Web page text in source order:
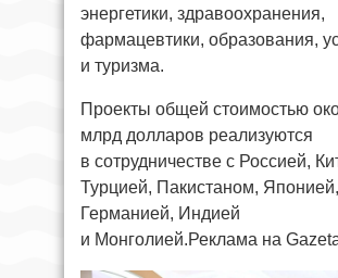
энергетики, здравоохранения,
фармацевтики, образования,
и туризма.
Проекты общей стоимостью
млрд долларов реализуются
в сотрудничестве с Россией,
Турцией, Пакистаном, Японией,
Германией, Индией
и Монголией.Реклама на